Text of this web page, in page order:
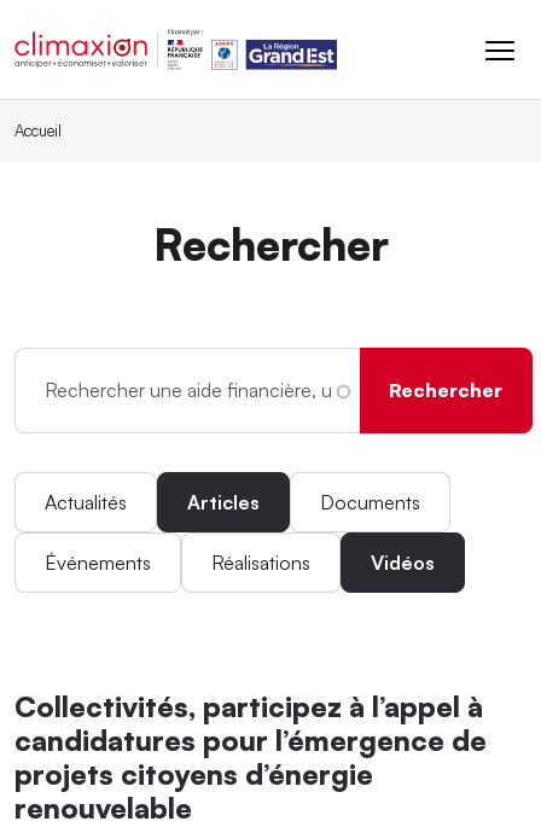
Accueil
Rechercher
Actualités Articles Documents
Événements Réalisations Vidéos
Collectivités, participez à l’appel à
candidatures pour l’émergence de
projets citoyens d’énergie
renouvelable